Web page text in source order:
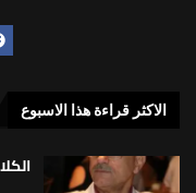
الاكثر قراءة هذا الاسبوع